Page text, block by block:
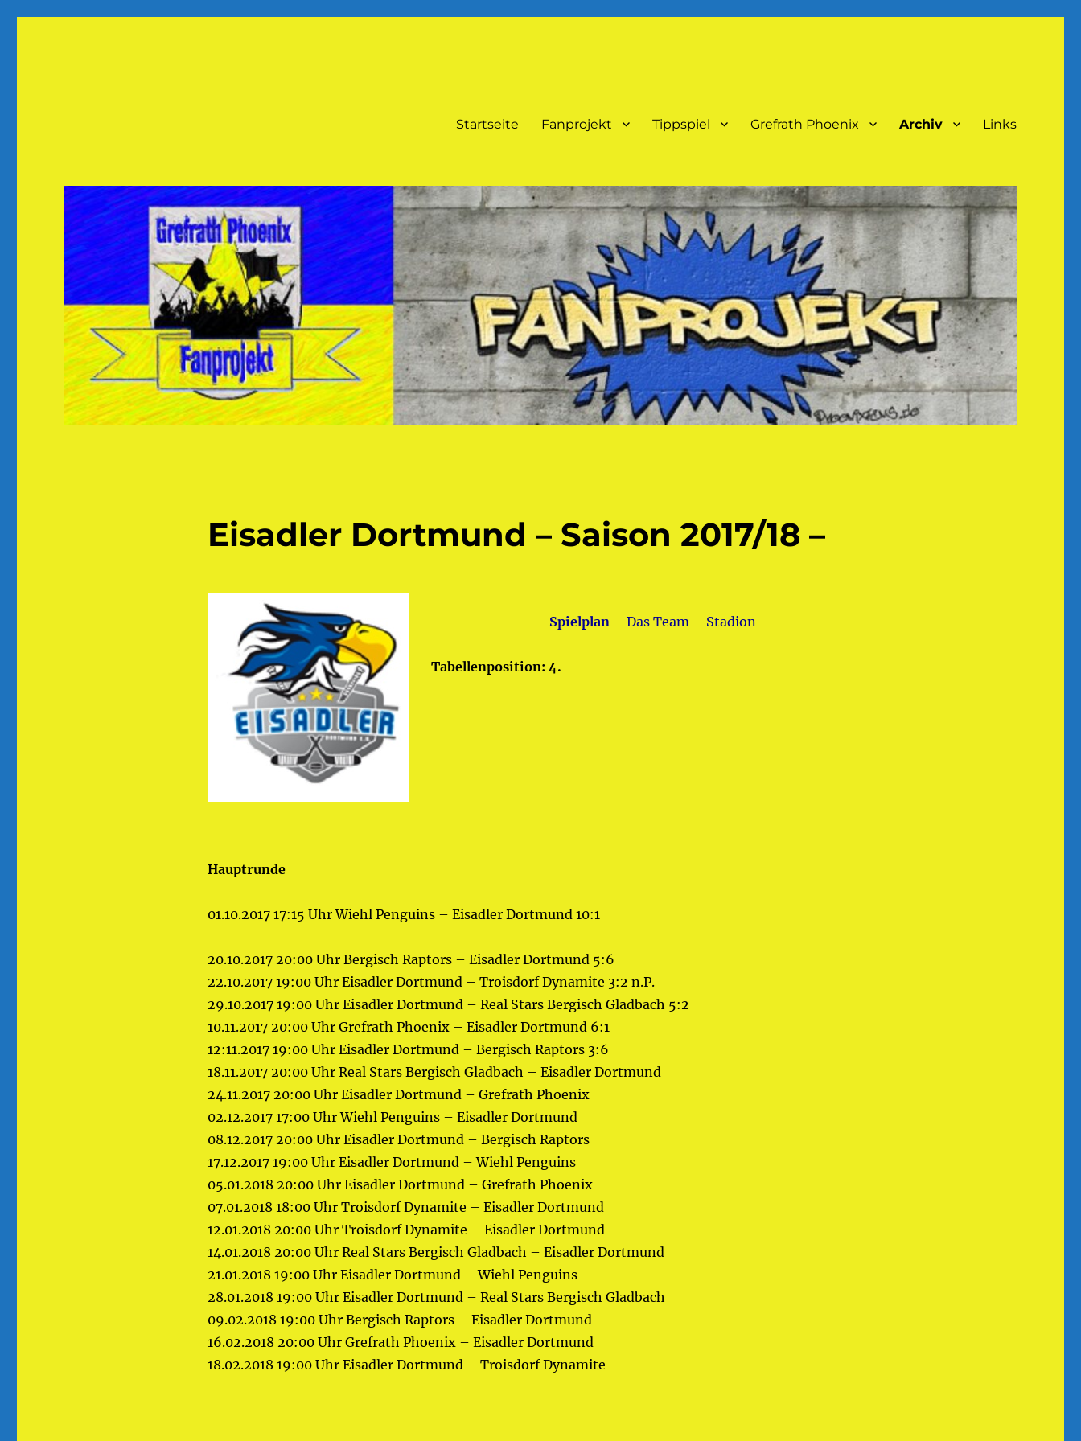
Startseite Fanprojekt Tippspiel Grefrath Phoenix Archiv Links
Eisadler Dortmund – Saison 2017/18 –
Spielplan – Das Team – Stadion
Tabellenposition: 4.
Hauptrunde
01.10.2017 17:15 Uhr Wiehl Penguins – Eisadler Dortmund 10:1
20.10.2017 20:00 Uhr Bergisch Raptors – Eisadler Dortmund 5:6
22.10.2017 19:00 Uhr Eisadler Dortmund – Troisdorf Dynamite 3:2 n.P.
29.10.2017 19:00 Uhr Eisadler Dortmund – Real Stars Bergisch Gladbach 5:2
10.11.2017 20:00 Uhr Grefrath Phoenix – Eisadler Dortmund 6:1
12:11.2017 19:00 Uhr Eisadler Dortmund – Bergisch Raptors 3:6
18.11.2017 20:00 Uhr Real Stars Bergisch Gladbach – Eisadler Dortmund
24.11.2017 20:00 Uhr Eisadler Dortmund – Grefrath Phoenix
02.12.2017 17:00 Uhr Wiehl Penguins – Eisadler Dortmund
08.12.2017 20:00 Uhr Eisadler Dortmund – Bergisch Raptors
17.12.2017 19:00 Uhr Eisadler Dortmund – Wiehl Penguins
05.01.2018 20:00 Uhr Eisadler Dortmund – Grefrath Phoenix
07.01.2018 18:00 Uhr Troisdorf Dynamite – Eisadler Dortmund
12.01.2018 20:00 Uhr Troisdorf Dynamite – Eisadler Dortmund
14.01.2018 20:00 Uhr Real Stars Bergisch Gladbach – Eisadler Dortmund
21.01.2018 19:00 Uhr Eisadler Dortmund – Wiehl Penguins
28.01.2018 19:00 Uhr Eisadler Dortmund – Real Stars Bergisch Gladbach
09.02.2018 19:00 Uhr Bergisch Raptors – Eisadler Dortmund
16.02.2018 20:00 Uhr Grefrath Phoenix – Eisadler Dortmund
18.02.2018 19:00 Uhr Eisadler Dortmund – Troisdorf Dynamite